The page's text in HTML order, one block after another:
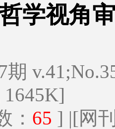
学视角
期
1645K]
： 65 ] |[网